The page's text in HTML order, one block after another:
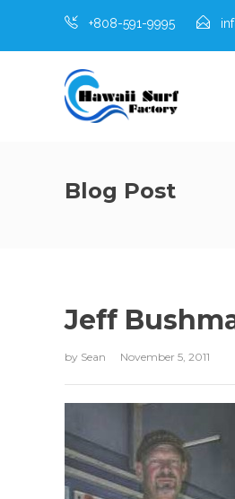
+808-591-9995
Blog Post
Jeff
by Sean November 5, 2011